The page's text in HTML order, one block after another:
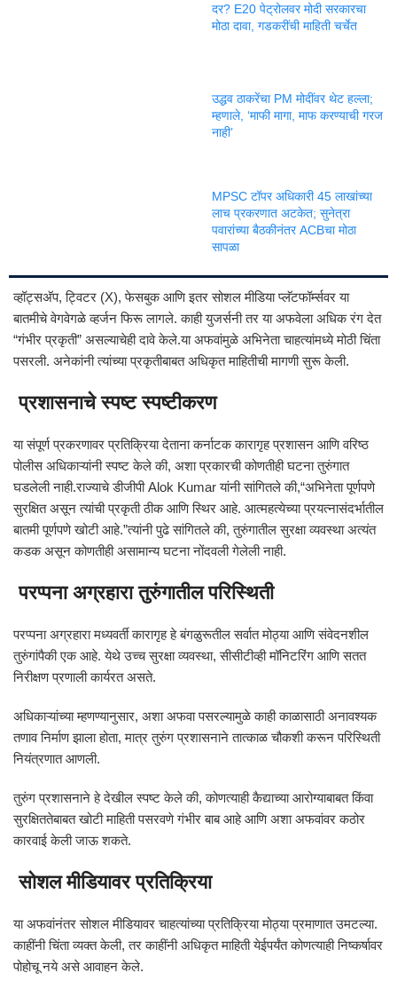
दर? E20 पेट्रोलवर मोदी सरकारचा
मोठा दावा, गडकरींची माहिती चर्चेत
उद्धव ठाकरेंचा PM मोदींवर थेट हल्ला;
म्हणाले, ‘माफी मागा, माफ करण्याची गरज
नाही’
MPSC टॉपर अधिकारी 45 लाखांच्या
लाच प्रकरणात अटकेत; सुनेत्रा
पवारांच्या बैठकीनंतर ACBचा मोठा
सापळा
व्हॉट्सअ‍ॅप, ट्विटर (X), फेसबुक आणि इतर सोशल मीडिया प्लॅटफॉर्म्सवर या
बातमीचे वेगवेगळे व्हर्जन फिरू लागले. काही युजर्सनी तर या अफवेला अधिक रंग देत
“गंभीर प्रकृती” असल्याचेही दावे केले.या अफवांमुळे अभिनेता चाहत्यांमध्ये मोठी चिंता
पसरली. अनेकांनी त्यांच्या प्रकृतीबाबत अधिकृत माहितीची मागणी सुरू केली.
प्रशासनाचे स्पष्ट स्पष्टीकरण
या संपूर्ण प्रकरणावर प्रतिक्रिया देताना कर्नाटक कारागृह प्रशासन आणि वरिष्ठ
पोलीस अधिकाऱ्यांनी स्पष्ट केले की, अशा प्रकारची कोणतीही घटना तुरुंगात
घडलेली नाही.राज्याचे डीजीपीAlok Kumarयांनी सांगितले की,“अभिनेता पूर्णपणे
सुरक्षित असून त्यांची प्रकृती ठीक आणि स्थिर आहे. आत्महत्येच्या प्रयत्नासंदर्भातील
बातमी पूर्णपणे खोटी आहे.”त्यांनी पुढे सांगितले की, तुरुंगातील सुरक्षा व्यवस्था अत्यंत
कडक असून कोणतीही असामान्य घटना नोंदवली गेलेली नाही.
परप्पना अग्रहारा तुरुंगातील परिस्थिती
परप्पना अग्रहारा मध्यवर्ती कारागृह हे बंगळुरूतील सर्वात मोठ्या आणि संवेदनशील
तुरुंगांपैकी एक आहे. येथे उच्च सुरक्षा व्यवस्था, सीसीटीव्ही मॉनिटरिंग आणि सतत
निरीक्षण प्रणाली कार्यरत असते.
अधिकाऱ्यांच्या म्हणण्यानुसार, अशा अफवा पसरल्यामुळे काही काळासाठी अनावश्यक
तणाव निर्माण झाला होता, मात्र तुरुंग प्रशासनाने तात्काळ चौकशी करून परिस्थिती
नियंत्रणात आणली.
तुरुंग प्रशासनाने हे देखील स्पष्ट केले की, कोणत्याही कैद्याच्या आरोग्याबाबत किंवा
सुरक्षिततेबाबत खोटी माहिती पसरवणे गंभीर बाब आहे आणि अशा अफवांवर कठोर
कारवाई केली जाऊ शकते.
सोशल मीडियावर प्रतिक्रिया
या अफवांनंतर सोशल मीडियावर चाहत्यांच्या प्रतिक्रिया मोठ्या प्रमाणात उमटल्या.
काहींनी चिंता व्यक्त केली, तर काहींनी अधिकृत माहिती येईपर्यंत कोणत्याही निष्कर्षावर
पोहोचू नये असे आवाहन केले.